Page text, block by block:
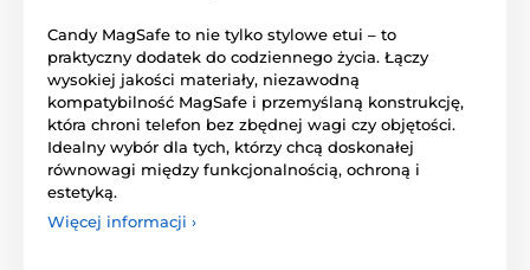
Candy MagSafe to nie tylko stylowe etui – to
praktyczny dodatek do codziennego życia. Łączy
wysokiej jakości materiały, niezawodną
kompatybilność MagSafe i przemyślaną konstrukcję,
która chroni telefon bez zbędnej wagi czy objętości.
Idealny wybór dla tych, którzy chcą doskonałej
równowagi między funkcjonalnością, ochroną i
estetyką.
Więcej informacji ›